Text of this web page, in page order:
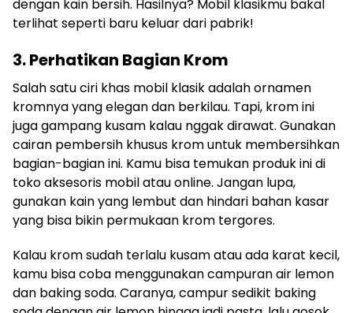
dengan kain bersih. Hasilnya? Mobil klasikmu bakal
terlihat seperti baru keluar dari pabrik!
3. Perhatikan Bagian Krom
Salah satu ciri khas mobil klasik adalah ornamen
kromnya yang elegan dan berkilau. Tapi, krom ini
juga gampang kusam kalau nggak dirawat. Gunakan
cairan pembersih khusus krom untuk membersihkan
bagian-bagian ini. Kamu bisa temukan produk ini di
toko aksesoris mobil atau online. Jangan lupa,
gunakan kain yang lembut dan hindari bahan kasar
yang bisa bikin permukaan krom tergores.
Kalau krom sudah terlalu kusam atau ada karat kecil,
kamu bisa coba menggunakan campuran air lemon
dan baking soda. Caranya, campur sedikit baking